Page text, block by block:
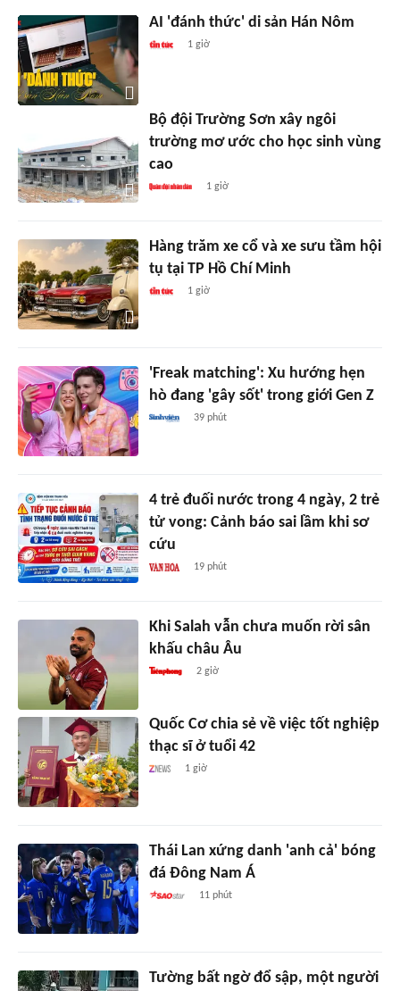
AI 'đánh thức' di sản Hán Nôm
1 giờ
Bộ đội Trường Sơn xây ngôi
trường mơ ước cho học sinh vùng
cao
1 giờ
Hàng trăm xe cổ và xe sưu tầm hội
tụ tại TP Hồ Chí Minh
1 giờ
'Freak matching': Xu hướng hẹn
hò đang 'gây sốt' trong giới Gen Z
39 phút
4 trẻ đuối nước trong 4 ngày, 2 trẻ
tử vong: Cảnh báo sai lầm khi sơ
cứu
19 phút
Khi Salah vẫn chưa muốn rời sân
khấu châu Âu
2 giờ
Quốc Cơ chia sẻ về việc tốt nghiệp
thạc sĩ ở tuổi 42
1 giờ
Thái Lan xứng danh 'anh cả' bóng
đá Đông Nam Á
11 phút
Tường bất ngờ đổ sập, một người